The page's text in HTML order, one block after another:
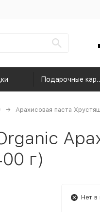
Арахисовая паста
г)
Нет в